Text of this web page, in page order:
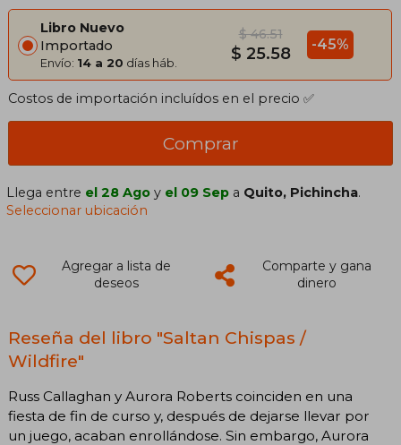
Libro Nuevo
Importado
Envío: 14 a 20 días háb.
$ 46.51
$ 25.58 -45%
Costos de importación incluídos en el precio ✅
Comprar
Llega entre el 28 Ago y el 09 Sep a Quito, Pichincha.
Seleccionar ubicación
Agregar a lista de
deseos
Comparte y gana
dinero
Reseña del libro "Saltan Chispas /
Wildfire"
Russ Callaghan y Aurora Roberts coinciden en una
fiesta de fin de curso y, después de dejarse llevar por
un juego, acaban enrollándose. Sin embargo, Aurora